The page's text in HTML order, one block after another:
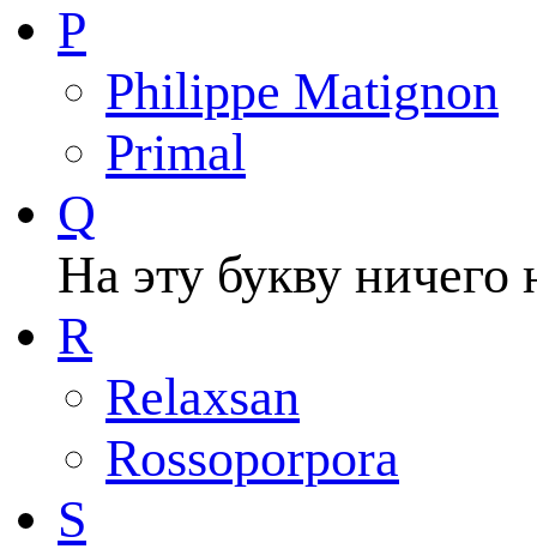
P
Philippe Matignon
Primal
Q
На эту букву ничего
R
Relaxsan
Rossoporpora
S